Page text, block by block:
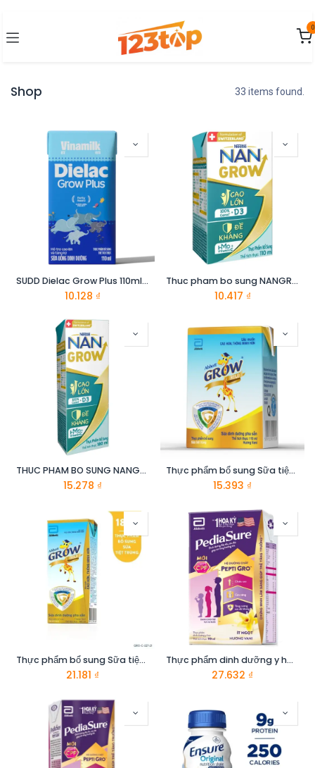
0
Shop 33 items found.
SUDD Dielac Grow Plus 110ml -KM
10.128 ₫
Thuc pham bo sung NANGROW RTD 6(8x110ml) Mua 6 Tang 2
10.417 ₫
THUC PHAM BO SUNG NANGROW RTD 4(8x180ml) Mua 6 tang 2
15.278 ₫
Thực phẩm bổ sung Sữa tiệt trùng Abbott Grow Gold hương vani 110ml
15.393 ₫
Thực phẩm bổ sung Sữa tiệt trùng: Abbott Grow Gold hương vani 180ml
21.181 ₫
Thực phẩm dinh dưỡng y hoc̣ cho trẻ 1-10 tuổi : Pediasure hương vani 110ml
27.632 ₫